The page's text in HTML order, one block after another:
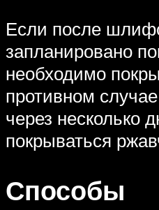
Если после
запланировано
необходимо
противном
через несколько
покрываться
Способы